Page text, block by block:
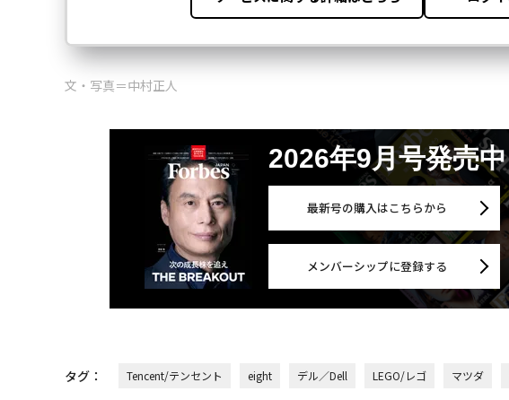
文・写真＝中村正人
2026年9月号発売中
最新号の購入はこちらから
メンバーシップに登録する
タグ： Tencent/テンセント eight デル／Dell LEGO/レゴ マツダ